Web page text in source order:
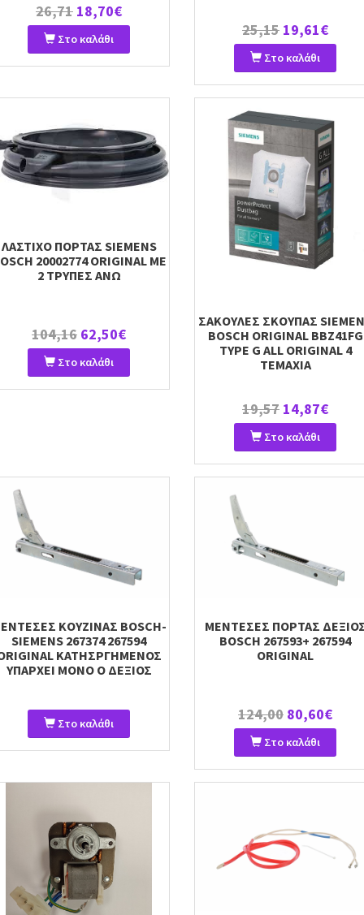
26,71 18,70€
Στο καλάθι 25,15 19,61€
Στο καλάθι
ΛΑΣΤΙΧΟ ΠΟΡΤΑΣ SIEMENS
20002774 ORIGINAL ΜΕ
2 ΤΡΥΠΕΣ ΑΝΩ
104,16 62,50€
Στο καλάθι
ΣΑΚΟΥΛΕΣ ΣΚΟΥΠΑΣ
BOSCH ORIGINAL BBZ41FG
TYPE G ALL ORIGINAL 4
TEMAXIA
19,57 14,87€
Στο καλάθι
ΚΟΥΖΙΝΑΣ BOSCH-
SIEMENS 267374 267594
ΚΑΤΗΣΡΓΗΜΕΝΟΣ
ΥΠΑΡΧΕΙ ΜΟΝΟ Ο ΔΕΞΙΟΣ
Στο καλάθι
ΜΕΝΤΕΣΕΣ ΠΟΡΤΑΣ
BOSCH 267593+ 267594
ORIGINAL
124,00 80,60€
Στο καλάθι